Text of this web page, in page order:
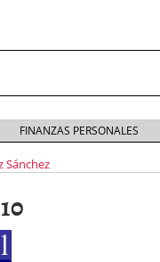
FINANZAS PERSONALES
Sánchez